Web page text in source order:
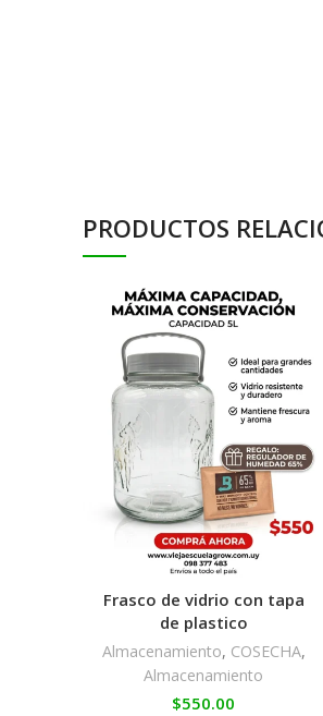
PRODUCTOS
Frasco de vidrio con tapa
de plastico
Almacenamiento, COSECHA,
Almacenamiento
$550.00